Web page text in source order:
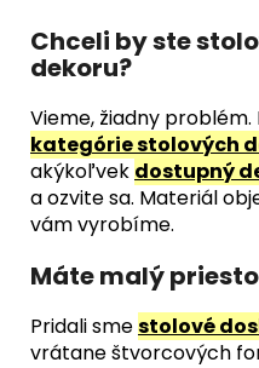
Chceli by ste
dekoru?
Vieme, žiadny
kategórie stolových
akýkoľvek dostupný
a ozvite sa. Materiál
vám vyrobíme.
Máte malý
Pridali smestolové
vrátane štvorcových